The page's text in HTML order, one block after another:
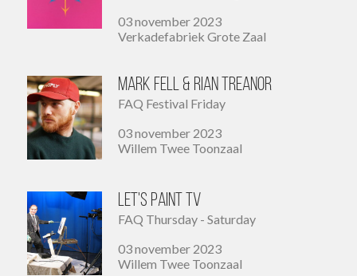
03 november 2023
Verkadefabriek Grote Zaal
Mark Fell & Rian Treanor
FAQ Festival Friday
03 november 2023
Willem Twee Toonzaal
Let's Paint TV
FAQ Thursday - Saturday
03 november 2023
Willem Twee Toonzaal